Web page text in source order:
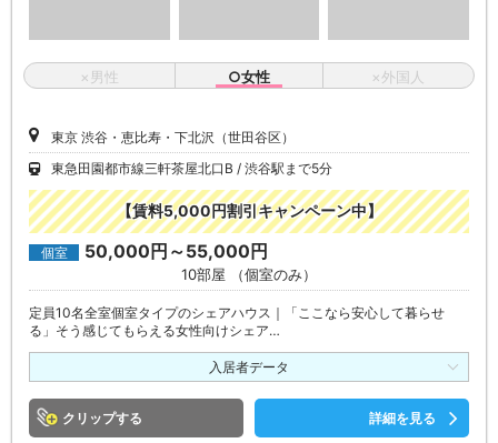
×男性 ○女性 ×外国人
東京 渋谷・恵比寿・下北沢（世田谷区）
東急田園都市線三軒茶屋北口B
渋谷駅まで5分
【賃料5,000円割引キャンペーン中】
個室 50,000円～55,000円
10部屋 （個室のみ）
定員10名全室個室タイプのシェアハウス｜「ここなら安心して暮らせ
る」そう感じてもらえる女性向けシェア…
入居者データ
クリップ 詳細を見る